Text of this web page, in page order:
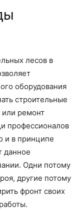
лесов в
оборудования
строительные
или ремонт
профессионалов
и в принципе
данное
Одни потому
другие потому
фронт своих